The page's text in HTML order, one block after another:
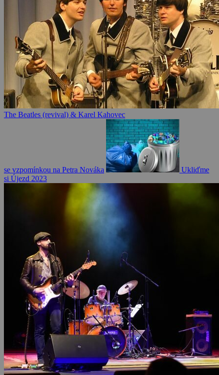
The Beatles (revival) & Karel Kahovec
se vzpomínkou na Petra Nováka
Ukliďme
si Újezd 2023